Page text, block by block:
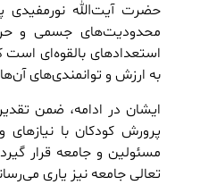
حضرت آیت‌الله نورمفیدی
محدودیت‌های جسمی و
استعدادهای بالقوه‌ای
به ارزش و توانمندی‌های
ایشان در ادامه، ضمن
پرورش کودکان با
مسئولین و جامعه قرار
تعالی جامعه نیز یاری